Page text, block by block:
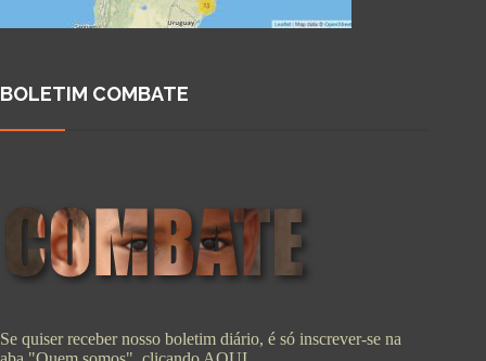
BOLETIM COMBATE
Se quiser receber nosso boletim diário, é só inscrever-se na